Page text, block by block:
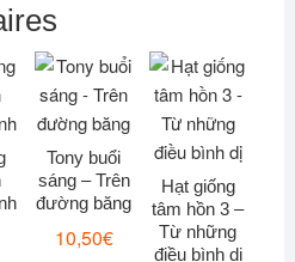
Tony buổi
sáng – Trên
đường băng
10,50€
Hạt giống
tâm hồn 3 –
Từ những
điều bình dị